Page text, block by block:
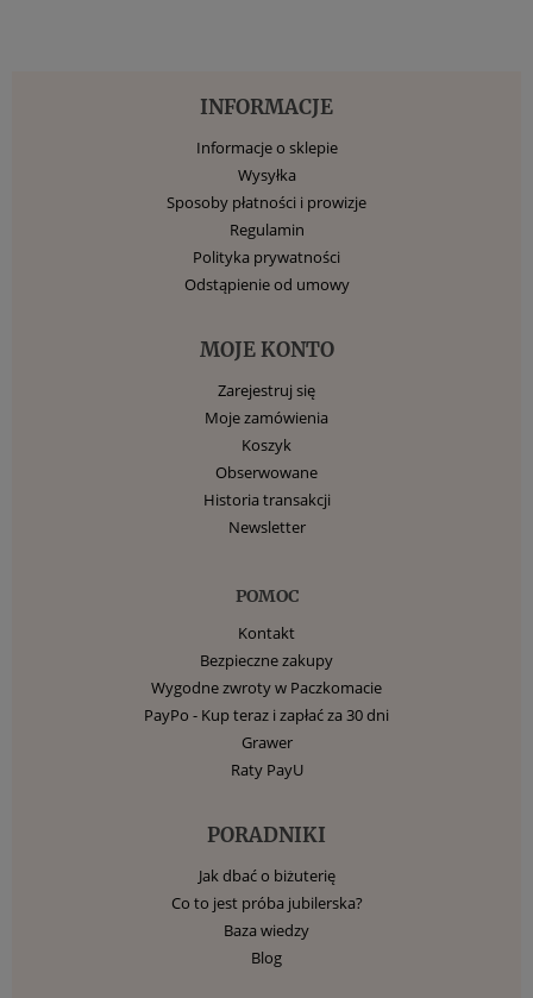
INFORMACJE
Informacje o sklepie
Wysyłka
Sposoby płatności i prowizje
Regulamin
Polityka prywatności
Odstąpienie od umowy
MOJE KONTO
Zarejestruj się
Moje zamówienia
Koszyk
Obserwowane
Historia transakcji
Newsletter
POMOC
Kontakt
Bezpieczne zakupy
Wygodne zwroty w Paczkomacie
PayPo - Kup teraz i zapłać za 30 dni
Grawer
Raty PayU
PORADNIKI
Jak dbać o biżuterię
Co to jest próba jubilerska?
Baza wiedzy
Blog